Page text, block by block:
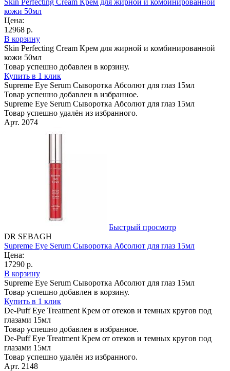
кожи 50мл
Цена:
12968 р.
В корзину
Skin Perfecting Cream Крем для жирной и комбинированной
кожи 50мл
Товар успешно добавлен в корзину.
Купить в 1 клик
Supreme Eye Serum Сыворотка Абсолют для глаз 15мл
Товар успешно добавлен в избранное.
Supreme Eye Serum Сыворотка Абсолют для глаз 15мл
Товар успешно удалён из избранного.
Арт. 2074
Быстрый просмотр
DR SEBAGH
Supreme Eye Serum Сыворотка Абсолют для глаз 15мл
Цена:
17290 р.
В корзину
Supreme Eye Serum Сыворотка Абсолют для глаз 15мл
Товар успешно добавлен в корзину.
Купить в 1 клик
De-Puff Eye Treatment Крем от отеков и темных кругов под
глазами 15мл
Товар успешно добавлен в избранное.
De-Puff Eye Treatment Крем от отеков и темных кругов под
глазами 15мл
Товар успешно удалён из избранного.
Арт. 2148